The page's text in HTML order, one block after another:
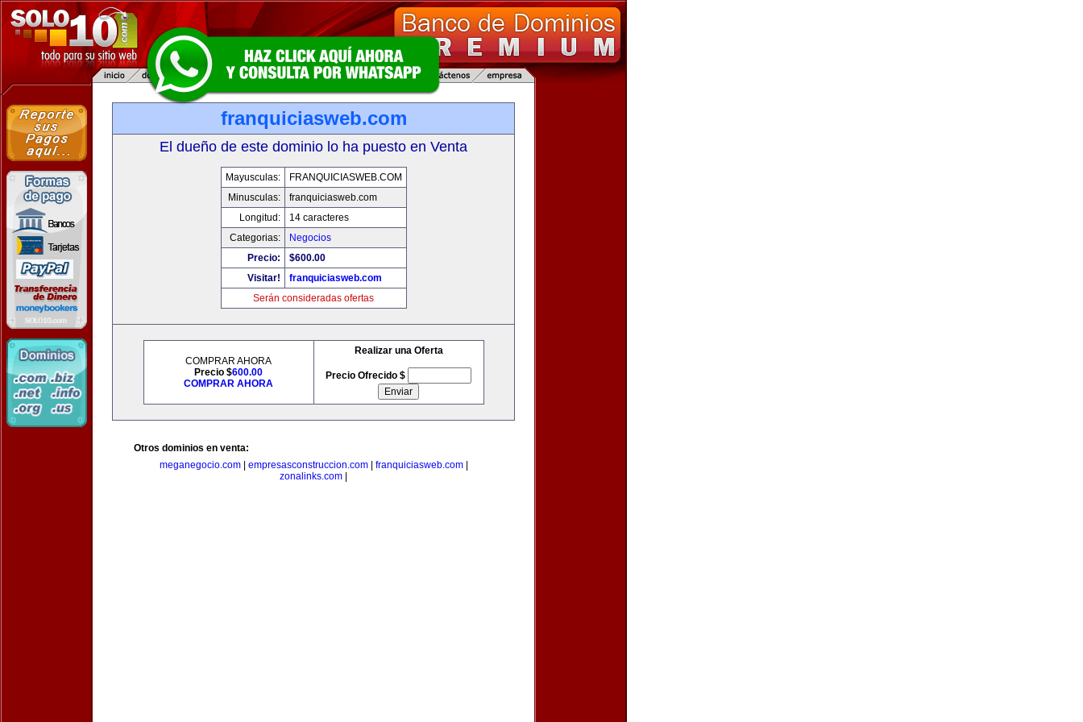
franquiciasweb.com
El dueño de este dominio lo ha puesto en Venta
Mayusculas:
FRANQUICIASWEB.COM
Minusculas:
franquiciasweb.com
Longitud:
14 caracteres
Categorias:
Negocios
Precio:
$600.00
Visitar!
franquiciasweb.com
Serán consideradas ofertas
COMPRAR AHORA
Precio $600.00
COMPRAR AHORA
Realizar una Oferta
Precio Ofrecido $
Otros dominios en venta:
meganegocio.com| empresasconstruccion.com| franquiciasweb.com|
zonalinks.com